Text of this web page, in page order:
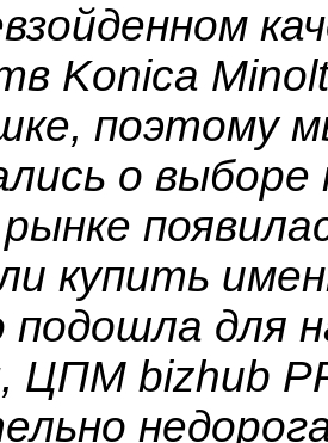
Konica
поэтому
о выборе
купить
подошла для
ЦПМ bizhub